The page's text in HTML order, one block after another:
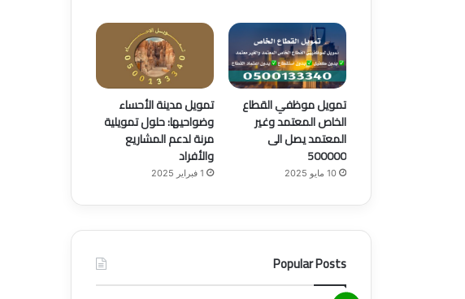
تمويل موظفي القطاع
الخاص المعتمد وغير
المعتمد يصل الى
500000
10 مايو 2025
تمويل مدينة الأحساء
وضواحيها: حلول تمويلية
مرنة لدعم المشاريع
والأفراد
1 فبراير 2025
Popular Posts